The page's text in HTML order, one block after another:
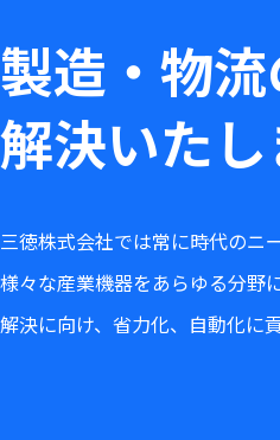
製造・物
解決いた
三徳株式会社では常に時代のニ
様々な産業機器をあらゆる分野
解決に向け、省力化、自動化に